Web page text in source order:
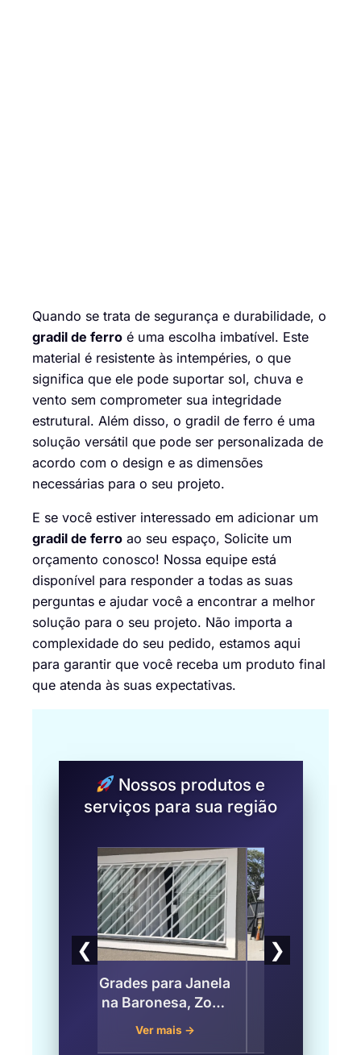
Quando se trata de segurança e durabilidade, o
gradil de ferro é uma escolha imbatível. Este
material é resistente às intempéries, o que
significa que ele pode suportar sol, chuva e
vento sem comprometer sua integridade
estrutural. Além disso, o gradil de ferro é uma
solução versátil que pode ser personalizada de
acordo com o design e as dimensões
necessárias para o seu projeto.
E se você estiver interessado em adicionar um
gradil de ferro ao seu espaço, Solicite um
orçamento conosco! Nossa equipe está
disponível para responder a todas as suas
perguntas e ajudar você a encontrar a melhor
solução para o seu projeto. Não importa a
complexidade do seu pedido, estamos aqui
para garantir que você receba um produto final
que atenda às suas expectativas.
Nossos produtos e
serviços para sua região
❮
Grades para Janela
na Baronesa, Zona
Sul de São Paulo
Ver mais →
❯